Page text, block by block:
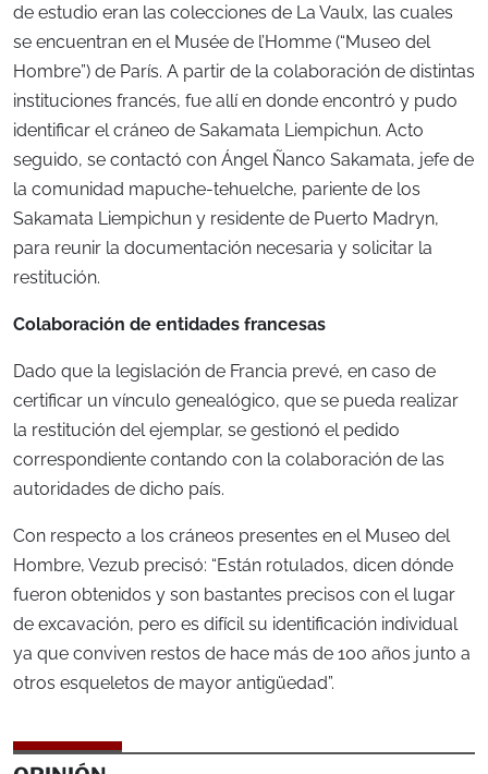
de estudio eran las colecciones de La Vaulx, las cuales
se encuentran en el Musée de l’Homme (“Museo del
Hombre”) de París. A partir de la colaboración de distintas
instituciones francés, fue allí en donde encontró y pudo
identificar el cráneo de Sakamata Liempichun. Acto
seguido, se contactó con Ángel Ñanco Sakamata, jefe de
la comunidad mapuche-tehuelche, pariente de los
Sakamata Liempichun y residente de Puerto Madryn,
para reunir la documentación necesaria y solicitar la
restitución.
Colaboración de entidades francesas
Dado que la legislación de Francia prevé, en caso de
certificar un vínculo genealógico, que se pueda realizar
la restitución del ejemplar, se gestionó el pedido
correspondiente contando con la colaboración de las
autoridades de dicho país.
Con respecto a los cráneos presentes en el Museo del
Hombre, Vezub precisó: “Están rotulados, dicen dónde
fueron obtenidos y son bastantes precisos con el lugar
de excavación, pero es difícil su identificación individual
ya que conviven restos de hace más de 100 años junto a
otros esqueletos de mayor antigüedad”.